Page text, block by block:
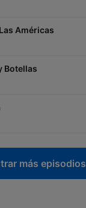
Américas
Botellas
más episodios